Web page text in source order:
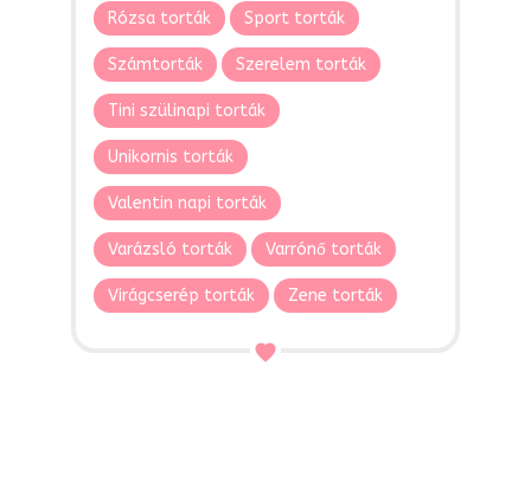
Rózsa torták Sport torták
Számtorták Szerelem torták
Tini szülinapi torták
Unikornis torták
Valentin napi torták
Varázsló torták Varrónő torták
Virágcserép torták Zene torták